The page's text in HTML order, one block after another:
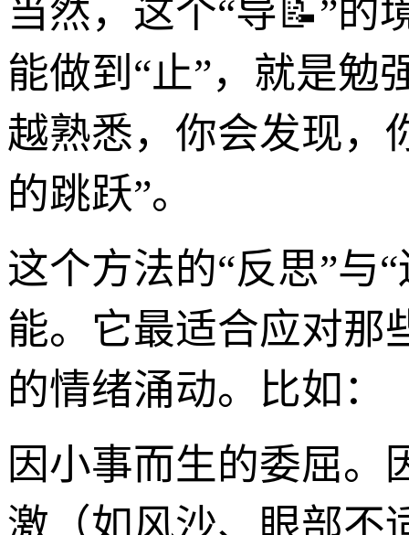
当然，这个“导📝”的
能做到“止”，就是勉
越熟悉，你会发现，
的跳跃”。
这个方法的“反思”与
能。它最适合应对那
的情绪涌动。比如：
因小事而生的委屈。